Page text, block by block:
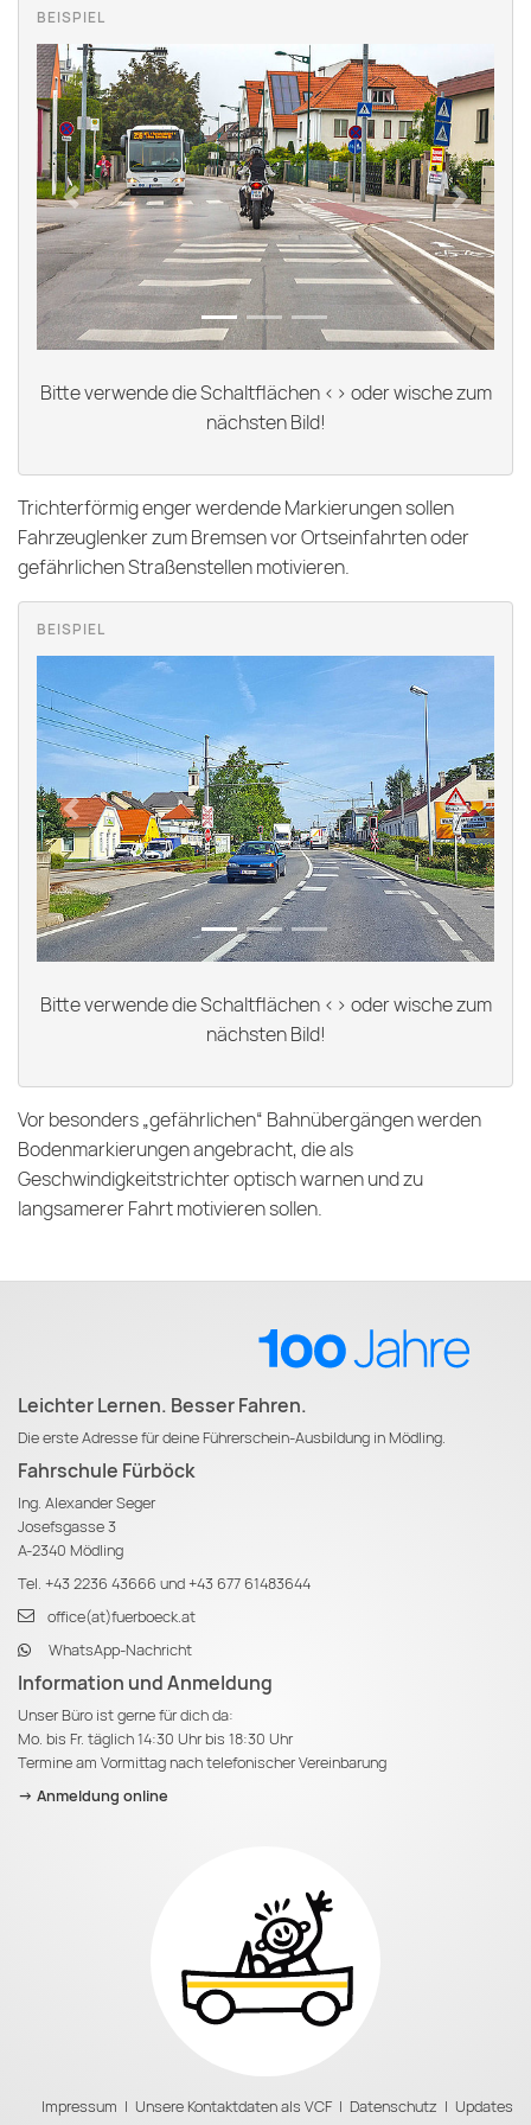
Previous Next
Bitte verwende die Schaltflächen <> oder wische zum
nächsten Bild!
Trichterförmig enger werdende Markierungen sollen
Fahrzeuglenker zum Bremsen vor Ortseinfahrten oder
gefährlichen Straßenstellen motivieren.
Previous Next
Bitte verwende die Schaltflächen <> oder wische zum
nächsten Bild!
Vor besonders „gefährlichen“ Bahnübergängen werden
Bodenmarkierungen angebracht, die als
Geschwindigkeitstrichter optisch warnen und zu
langsamerer Fahrt motivieren sollen.
Leichter Lernen. Besser Fahren.
Die erste Adresse für deine Führerschein-Ausbildung in Mödling.
Fahrschule Fürböck
Ing. Alexander Seger
Josefsgasse 3
A-2340 Mödling
Tel. +43 2236 43666 und+43 677 61483644
office(at)fuerboeck.at
WhatsApp-Nachricht
Information und Anmeldung
Unser Büro ist gerne für dich da:
Mo. bis Fr. täglich 14:30 Uhr bis 18:30 Uhr
Termine am Vormittag nach telefonischer Vereinbarung
-> Anmeldung online
Impressum | Unsere Kontaktdaten als VCF | Datenschutz | Updates